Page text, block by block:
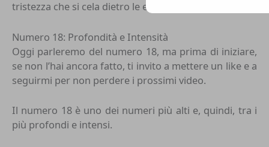
tristezza che si cela dietro le emozioni più intime.
Numero 18: Profondità e Intensità
Oggi parleremo del numero 18, ma prima di iniziare,
se non l’hai ancora fatto, ti invito a mettere un like e a
seguirmi per non perdere i prossimi video.
Il numero 18 è uno dei numeri più alti e, quindi, tra i
più profondi e intensi.